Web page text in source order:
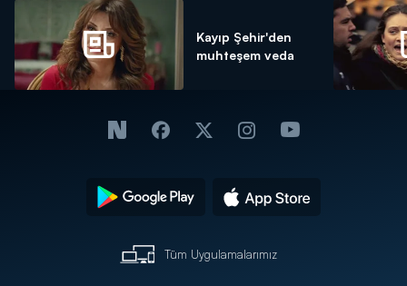
Kayıp Şehir'den
muhteşem veda
Tüm Uygulamalarımız